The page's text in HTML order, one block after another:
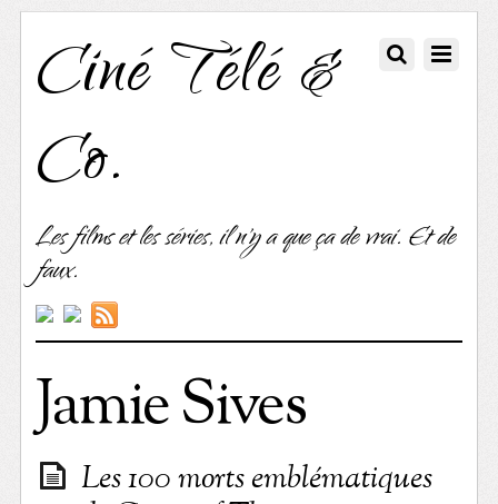
Ciné Télé &
Co.
Les films et les séries, il n'y a que ça de vrai. Et de
faux.
Jamie Sives
Les 100 morts emblématiques